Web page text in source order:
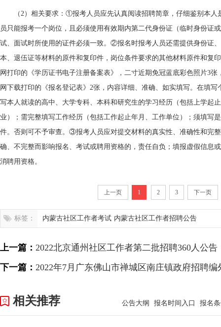
（2）相关要求：①报考人员应先认真阅读招聘简章，仔细鉴别本
员只能报考一个岗位，且必须使用有效期内第二代身份证（临时身份证
试、面试时所使用的证件必须一致。②报名时报考人员还需提供身份证
本、退伍证等材料的原件和复印件，岗位条件要求的其他材料原件和复
网打印的《学历证书电子注册备案表》，二寸近期免冠蓝底彩色照片3
网下载打印的《报名登记表》2张，内容详细、准确、如实填写。在填
写本人就读的高中、大学专科、本科和研究生的学习经历（包括上学起
业）；需完整填写工作经历（包括工作起止年月、工作单位）；须填写
件。否则可不予审查。③报考人员应对提交材料的真实性、准确性和完
确、不完整而影响报名、考试或聘用资格的，责任自负；填报虚假信息
消聘用资格。
上一页 1 2 3 下一页
标签： 内蒙古社区工作者考试 内蒙古社区工作者招聘公告
上一篇： 2022北京通州社区工作者第二批招聘360人公告
下一篇： 2022年7月广东佛山市禅城区南庄镇政府招聘编
相关推荐 公告大纲 报名时间入口 报名